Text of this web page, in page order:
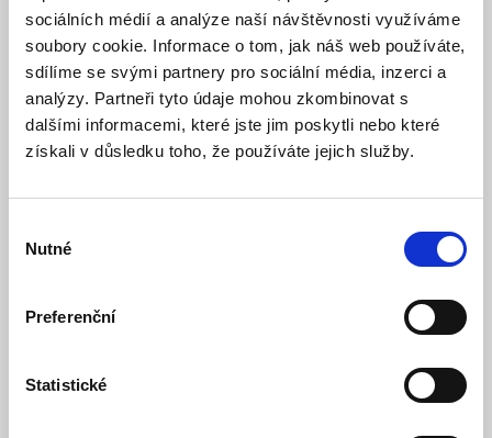
sociálních médií a analýze naší návštěvnosti využíváme
soubory cookie. Informace o tom, jak náš web používáte,
sdílíme se svými partnery pro sociální média, inzerci a
analýzy. Partneři tyto údaje mohou zkombinovat s
dalšími informacemi, které jste jim poskytli nebo které
získali v důsledku toho, že používáte jejich služby.
souhlasu
Nutné
Preferenční
Statistické
JA-1X2A-C-WH Bílý kryt sirény JA-113A, JA-111A,
JA-151A a JA-163A - transparentní světlovod
905 Kč
963 Kč